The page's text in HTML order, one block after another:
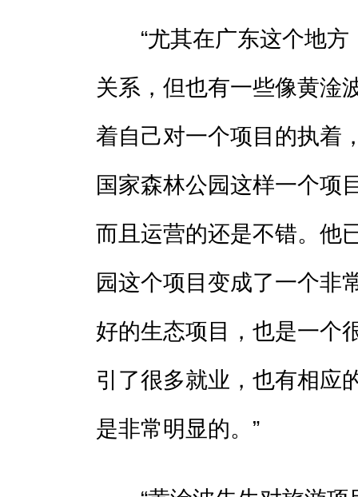
“尤其在广东这个地方
关系，但也有一些像黄淦
着自己对一个项目的执着
国家森林公园这样一个项
而且运营的还是不错。他
园这个项目变成了一个非
好的生态项目，也是一个
引了很多就业，也有相应
是非常明显的。”